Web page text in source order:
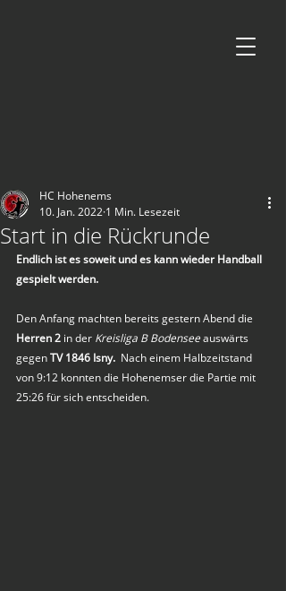
Start in die Rückrunde
HC Hohenems
10. Jan. 2022 1 Min. Lesezeit
Endlich ist es soweit und es kann wieder Handball
gespielt werden.
Den Anfang machten bereits gestern Abend die
Herren 2 in der Kreisliga B Bodensee auswärts
gegen TV 1846 Isny.
  Nach einem Halbzeitstand
von 9:12 konnten die Hohenemser die Partie mit
25:26 für sich entscheiden.